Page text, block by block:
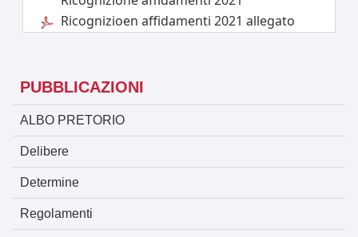
Ricognizioen affidamenti 2021 allegato
PUBBLICAZIONI
ALBO PRETORIO
Delibere
Determine
Regolamenti